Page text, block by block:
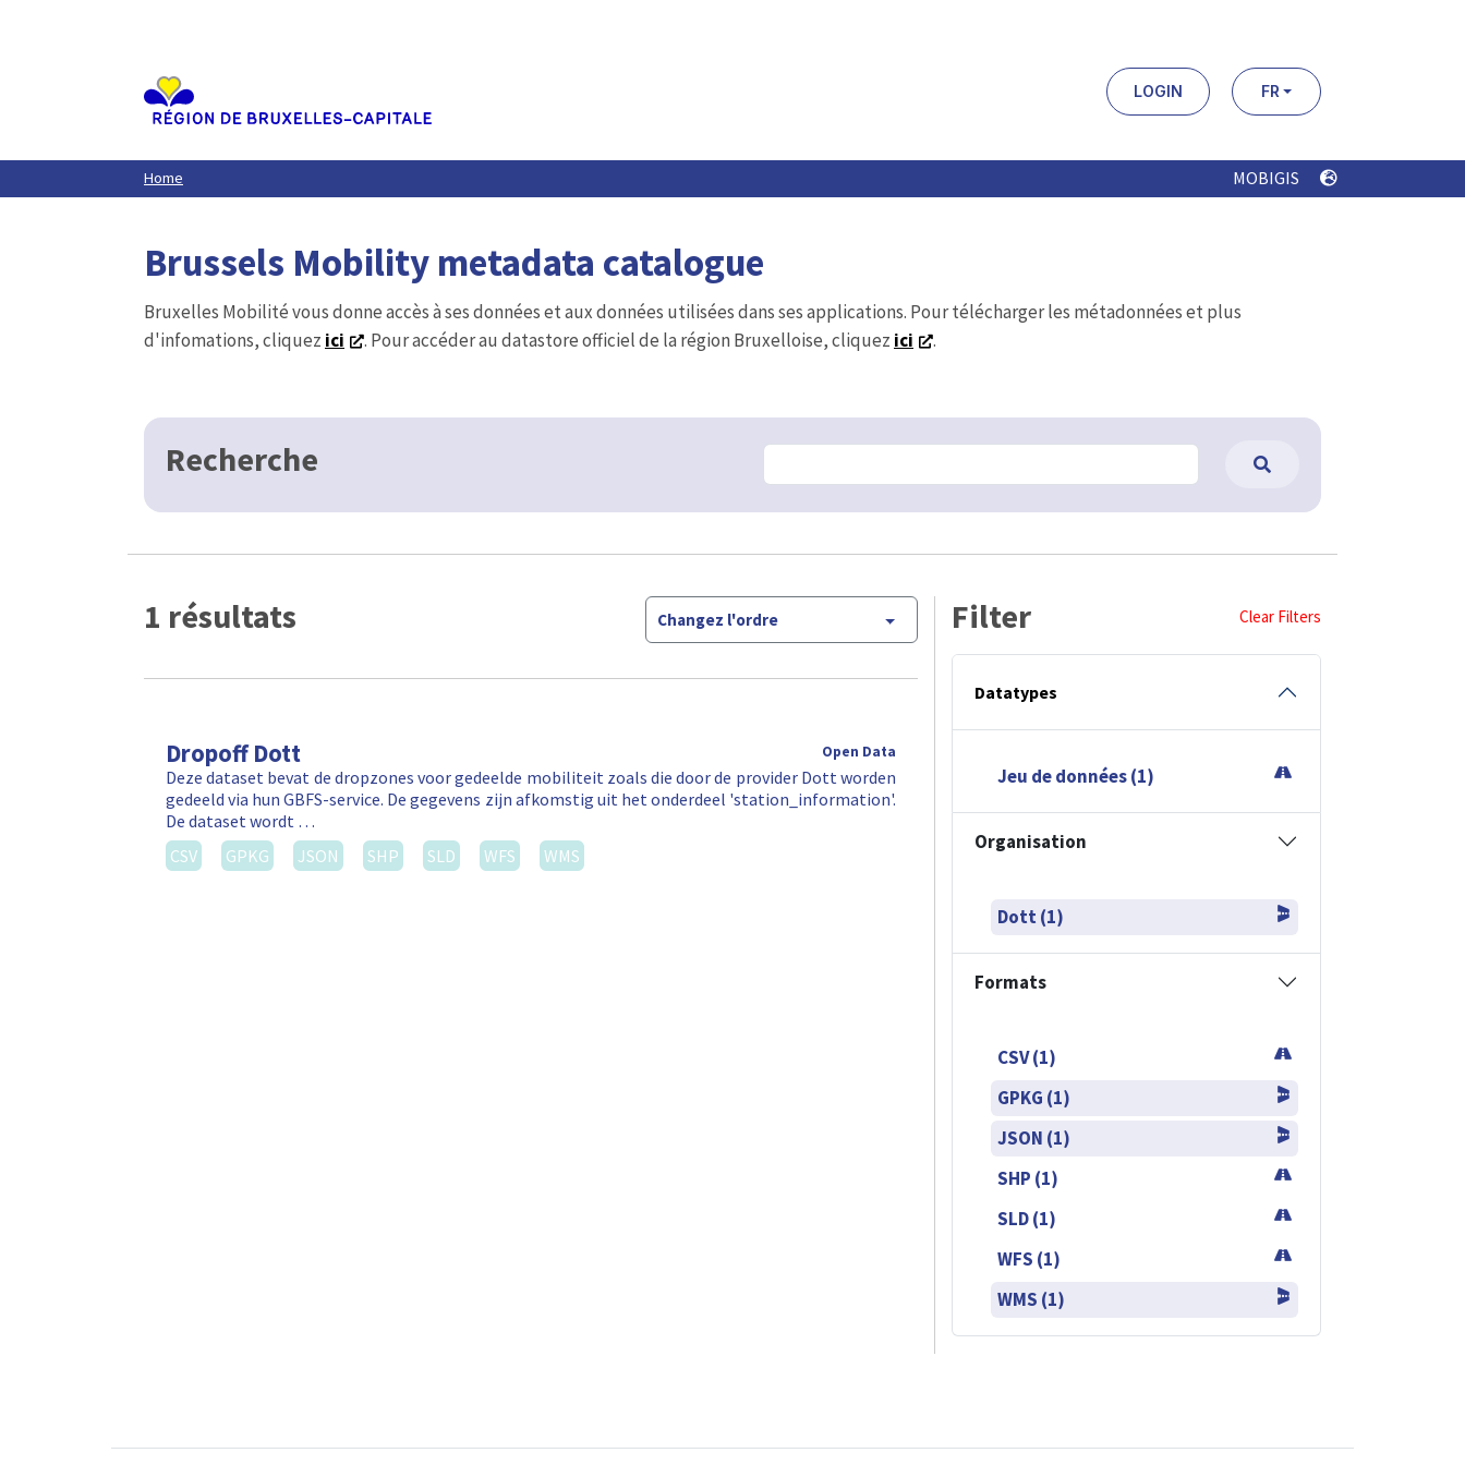
LOGIN FR
Home MOBIGIS
Brussels Mobility metadata catalogue
Bruxelles Mobilité vous donne accès à ses données et aux données utilisées dans ses applications. Pour télécharger les métadonnées et plus
d'infomations, cliquez ici . Pour accéder au datastore officiel de la région Bruxelloise, cliquez ici .
Recherche
1 résultats Changez l'ordre
Dropoff Dott Open Data
Deze dataset bevat de dropzones voor gedeelde mobiliteit zoals die door de provider Dott worden
gedeeld via hun GBFS-service. De gegevens zijn afkomstig uit het onderdeel 'station_information'.
De dataset wordt …
CSV
GPKG JSON SHP SLD WFS WMS
Filter Clear Filters
Datatypes
Jeu de données (1)
Organisation
Dott (1)
Formats
CSV (1)
GPKG (1)
JSON (1)
SHP (1)
SLD (1)
WFS (1)
WMS (1)